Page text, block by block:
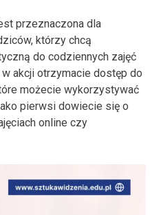
przeznaczona dla
którzy chcą
do codziennych zajęć
akcji otrzymacie dostęp do
możecie wykorzystywać
pierwsi dowiecie się o
online czy